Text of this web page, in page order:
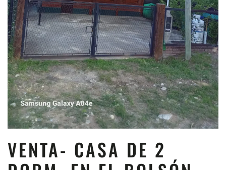
VENTA- CASA DE 2